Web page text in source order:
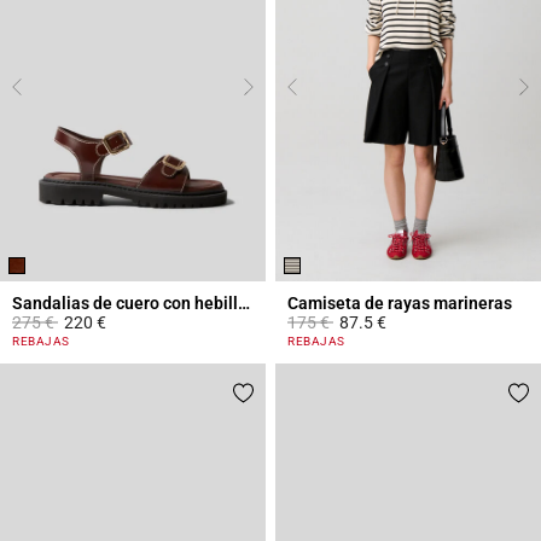
Sandalias de cuero con hebillas
Price reduced from
275 €to220 €
3,4 out of 5 Customer Rating
REBAJAS
Camiseta de rayas marineras
Price reduced from
175 €to87.5 €
5 out of 5 Customer Rating
REBAJAS